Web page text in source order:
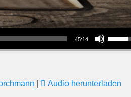
45:14
Pfeiltasten Hoch/Runter benutzen, um die Lautstärke zu
Audio herunterladen